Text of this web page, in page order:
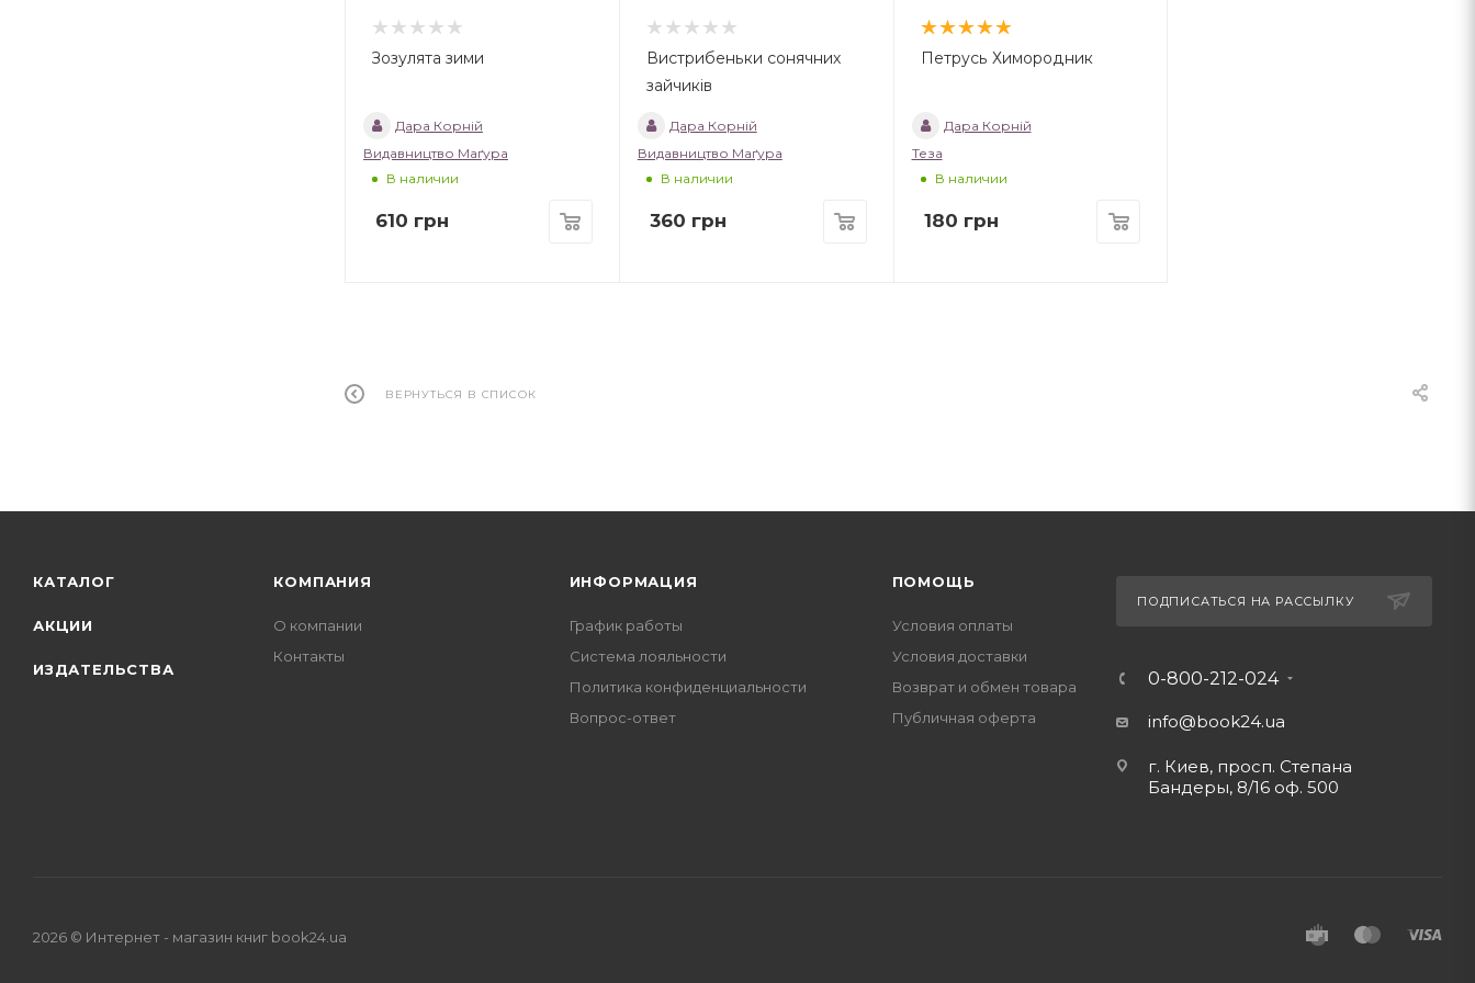
Зозулята зими
Дара Корній
Видавництво Маґура
В наличии
610 грн
Вистрибеньки сонячних
зайчиків
Дара Корній
Видавництво Маґура
В наличии
360 грн
Петрусь Химородник
Дара Корній
Теза
В наличии
180 грн
ВЕРНУТЬСЯ В СПИСОК
КАТАЛОГ
АКЦИИ
ИЗДАТЕЛЬСТВА
КОМПАНИЯ
О компании
Контакты
ИНФОРМАЦИЯ
График работы
Система лояльности
Политика конфиденциальности
Вопрос-ответ
ПОМОЩЬ
Условия оплаты
Условия доставки
Возврат и обмен товара
Публичная оферта
ПОДПИСАТЬСЯ НА РАССЫЛКУ
0-800-212-024
info@book24.ua
г. Киев, просп. Степана
Бандеры, 8/16 оф. 500
2026 © Интернет - магазин книг book24.ua